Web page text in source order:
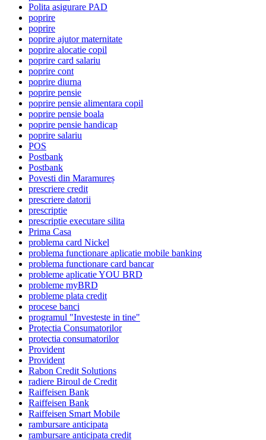
Polita asigurare PAD
poprire
poprire
poprire ajutor maternitate
poprire alocatie copil
poprire card salariu
poprire cont
poprire diurna
poprire pensie
poprire pensie alimentara copil
poprire pensie boala
poprire pensie handicap
poprire salariu
POS
Postbank
Postbank
Povesti din Maramureș
prescriere credit
prescriere datorii
prescriptie
prescriptie executare silita
Prima Casa
problema card Nickel
problema functionare aplicatie mobile banking
problema functionare card bancar
probleme aplicatie YOU BRD
probleme myBRD
probleme plata credit
procese banci
programul "Investeste in tine"
Protectia Consumatorilor
protectia consumatorilor
Provident
Provident
Rabon Credit Solutions
radiere Biroul de Credit
Raiffeisen Bank
Raiffeisen Bank
Raiffeisen Smart Mobile
rambursare anticipata
rambursare anticipata credit